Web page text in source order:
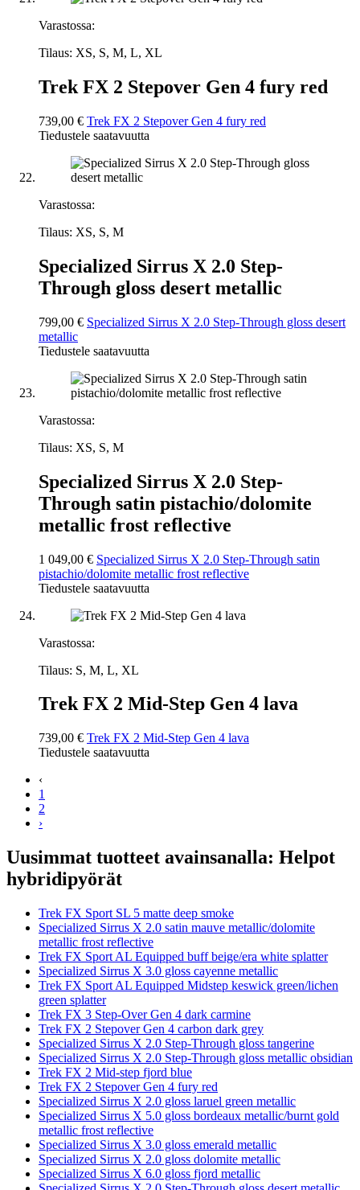
Varastossa:
Tilaus: XS, S, M, L, XL
Trek FX 2 Stepover Gen 4 fury red
739,00 € Trek FX 2 Stepover Gen 4 fury red
Tiedustele saatavuutta
Varastossa:
Tilaus: XS, S, M
Specialized Sirrus X 2.0 Step-
Through gloss desert metallic
799,00 € Specialized Sirrus X 2.0 Step-Through gloss desert
metallic
Tiedustele saatavuutta
Varastossa:
Tilaus: XS, S, M
Specialized Sirrus X 2.0 Step-
Through satin pistachio/dolomite
metallic frost reflective
1 049,00 € Specialized Sirrus X 2.0 Step-Through satin
pistachio/dolomite metallic frost reflective
Tiedustele saatavuutta
Varastossa:
Tilaus: S, M, L, XL
Trek FX 2 Mid-Step Gen 4 lava
739,00 € Trek FX 2 Mid-Step Gen 4 lava
Tiedustele saatavuutta
‹
1
2
›
Uusimmat tuotteet avainsanalla: Helpot
hybridipyörät
Trek FX Sport SL 5 matte deep smoke
Specialized Sirrus X 2.0 satin mauve metallic/dolomite
metallic frost reflective
Trek FX Sport AL Equipped buff beige/era white splatter
Specialized Sirrus X 3.0 gloss cayenne metallic
Trek FX Sport AL Equipped Midstep keswick green/lichen
green splatter
Trek FX 3 Step-Over Gen 4 dark carmine
Trek FX 2 Stepover Gen 4 carbon dark grey
Specialized Sirrus X 2.0 Step-Through gloss tangerine
Specialized Sirrus X 2.0 Step-Through gloss metallic obsidian
Trek FX 2 Mid-step fjord blue
Trek FX 2 Stepover Gen 4 fury red
Specialized Sirrus X 2.0 gloss laruel green metallic
Specialized Sirrus X 5.0 gloss bordeaux metallic/burnt gold
metallic frost reflective
Specialized Sirrus X 3.0 gloss emerald metallic
Specialized Sirrus X 2.0 gloss dolomite metallic
Specialized Sirrus X 6.0 gloss fjord metallic